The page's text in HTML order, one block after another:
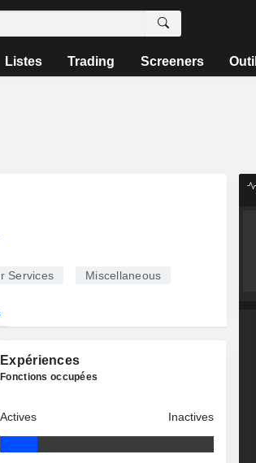
Listes Trading Screeners
Services Miscellaneous
Expériences
Fonctions occupées
Actives Inactives